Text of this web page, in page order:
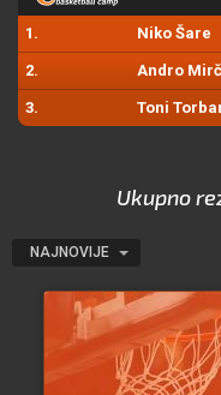
1. Niko Šare
2. Andro
3. Toni
Ukupno
NAJNOVIJE